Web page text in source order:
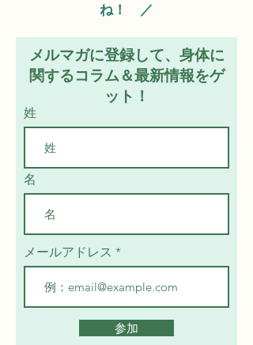
ね！ ／
メルマガに登録して、身体に
関するコラム＆最新情報をゲ
ット！
姓
名
メールアドレス
参加